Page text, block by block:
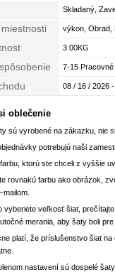
Skladaný,
výkon, Obrad,
3.00KG
7-15 Pracovné
08 / 16 / 2026
oblečenie
sú vyrobené na zákazku, nie
potrebujú naši
ktorú ste chceli z vyššie
rovnakú farbu ako obrázok,
vyberiete veľkosť šiat,
merania, aby šaty boli pre
platí, že príslušenstvo šiat
nastavení sú dospelé